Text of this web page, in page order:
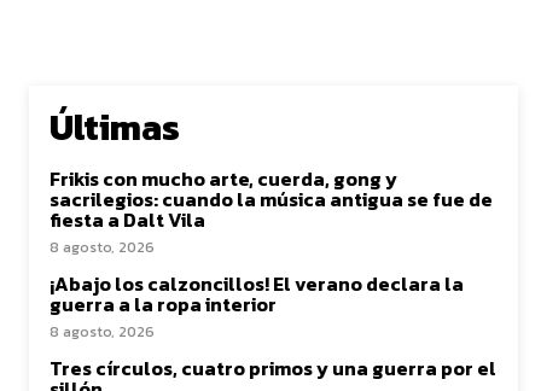
Últimas
Frikis con mucho arte, cuerda, gong y
sacrilegios: cuando la música antigua se fue de
fiesta a Dalt Vila
8 agosto, 2026
¡Abajo los calzoncillos! El verano declara la
guerra a la ropa interior
8 agosto, 2026
Tres círculos, cuatro primos y una guerra por el